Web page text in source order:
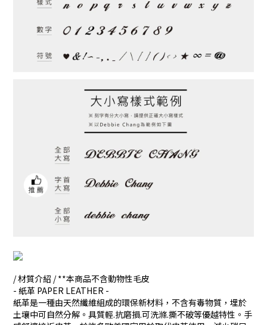
/ 材質介紹 / **本商品不含動物性毛皮
- 紙革 PAPER LEATHER -
紙革是一種由天然纖維組成的環保新材料，不含有毒物質，埋於
土壤中可自然分解。具質輕.抗磨損.可洗滌.撕不破等優越特性。手